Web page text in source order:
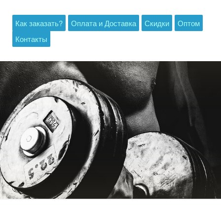
Как заказать? Оплата и Доставка Скидки
Оптом
Контакты